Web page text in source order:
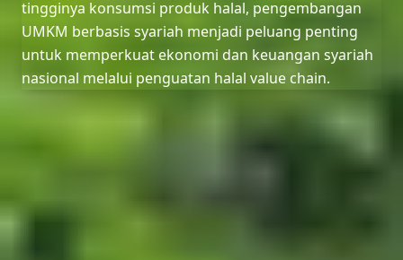
tingginya konsumsi produk halal, pengembangan
UMKM berbasis syariah menjadi peluang penting
untuk memperkuat ekonomi dan keuangan syariah
nasional melalui penguatan halal value chain.